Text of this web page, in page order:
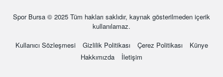
Spor Bursa © 2025 Tüm hakları saklıdır, kaynak gösterilmeden içerik
kullanılamaz.
Kullanıcı Sözleşmesi
Gizlilik Politikası Çerez Politikası
Künye
Hakkımızda
İletişim